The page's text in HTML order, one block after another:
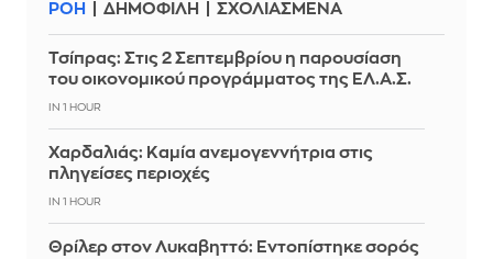
ΡΟΗ ΔΗΜΟΦΙΛΗ ΣΧΟΛΙΑΣΜΕΝΑ
Τσίπρας: Στις 2 Σεπτεμβρίου η παρουσίαση
του οικονομικού προγράμματος της ΕΛ.Α.Σ.
IN 1 HOUR
Χαρδαλιάς: Καμία ανεμογεννήτρια στις
πληγείσες περιοχές
IN 1 HOUR
Θρίλερ στον Λυκαβηττό: Εντοπίστηκε σορός